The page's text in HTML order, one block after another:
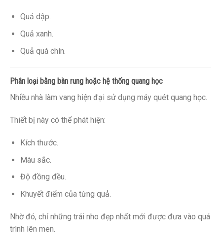
Quả dập.
Quả xanh.
Quả quá chín.
Phân loại bằng bàn rung hoặc hệ thống quang học
Nhiều nhà làm vang hiện đại sử dụng máy quét quang học.
Thiết bị này có thể phát hiện:
Kích thước.
Màu sắc.
Độ đồng đều.
Khuyết điểm của từng quả.
Nhờ đó, chỉ những trái nho đẹp nhất mới được đưa vào quá
trình lên men.